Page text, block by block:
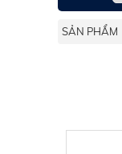
SẢN PHẨM